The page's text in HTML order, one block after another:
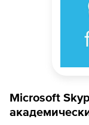
Microsoft